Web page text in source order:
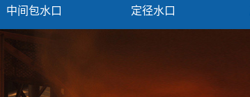
中间包水口 定径水口